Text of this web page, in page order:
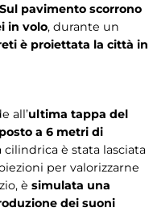
Sul pavimento scorrono
in volo, durante un
è proiettata la città in
all’ultima tappa del
a 6 metri di
è stata lasciata
per valorizzarne
è simulata una
dei suoni